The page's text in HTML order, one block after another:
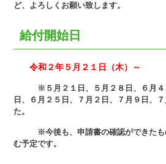
ど、よろしくお願い致します。
給付開始日
令和２年５月２１日（木）～
※５月２１日、５月２８日、６月
日、６月２５日、７月２日、７月９日、
た。
※今後も、申請書の確認ができた
む予定です。